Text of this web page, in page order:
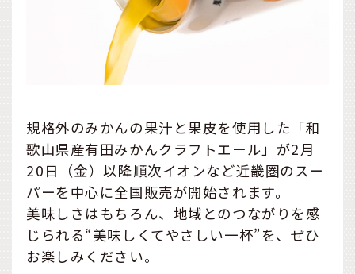
規格外のみかんの果汁と果皮を使用した「和
歌山県産有田みかんクラフトエール」が2月
20日（金）以降順次イオンなど近畿圏のスー
パーを中心に全国販売が開始されます。
美味しさはもちろん、地域とのつながりを感
じられる“美味しくてやさしい一杯”を、ぜひ
お楽しみください。